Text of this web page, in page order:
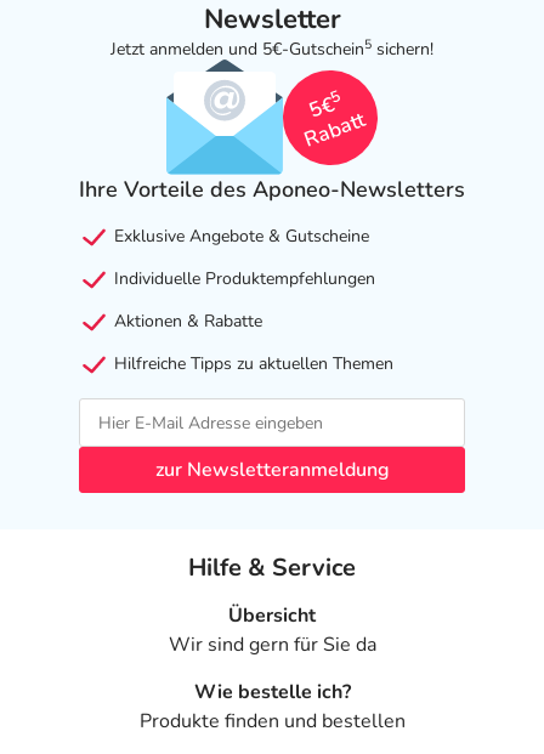
Newsletter
Jetzt anmelden und 5€-Gutschein5 sichern!
5€
5
Rabatt
Ihre Vorteile des Aponeo-Newsletters
Exklusive Angebote & Gutscheine
Individuelle Produktempfehlungen
Aktionen & Rabatte
Hilfreiche Tipps zu aktuellen Themen
zur Newsletteranmeldung
Hilfe & Service
Übersicht
Wir sind gern für Sie da
Wie bestelle ich?
Produkte finden und bestellen